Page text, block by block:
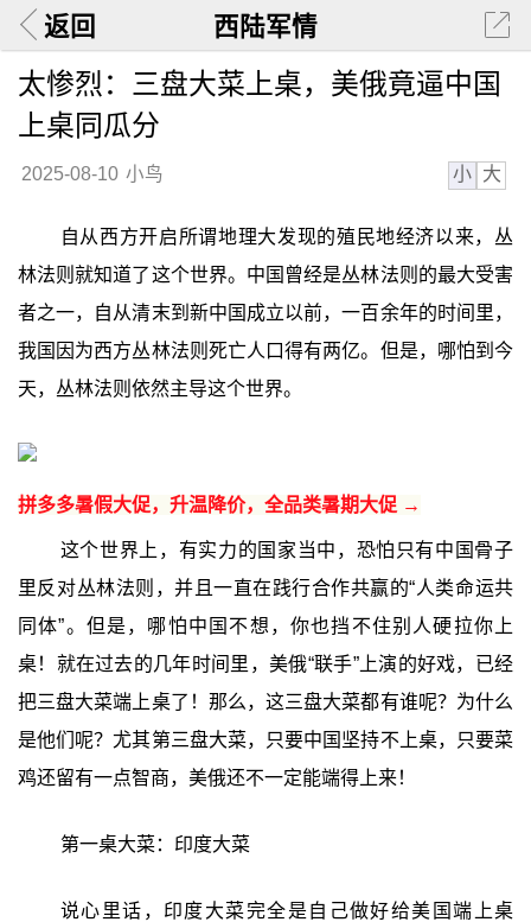
返回 西陆军情
太惨烈：三盘大菜上桌，美俄竟逼中国
上桌同瓜分
2025-08-10 小鸟 小 大
自从西方开启所谓地理大发现的殖民地经济以来，丛
林法则就知道了这个世界。中国曾经是丛林法则的最大受害
者之一，自从清末到新中国成立以前，一百余年的时间里，
我国因为西方丛林法则死亡人口得有两亿。但是，哪怕到今
天，丛林法则依然主导这个世界。
拼多多暑假大促，升温降价，全品类暑期大促 →
这个世界上，有实力的国家当中，恐怕只有中国骨子
里反对丛林法则，并且一直在践行合作共赢的“人类命运共
同体”。但是，哪怕中国不想，你也挡不住别人硬拉你上
桌！就在过去的几年时间里，美俄“联手”上演的好戏，已经
把三盘大菜端上桌了！那么，这三盘大菜都有谁呢？为什么
是他们呢？尤其第三盘大菜，只要中国坚持不上桌，只要菜
鸡还留有一点智商，美俄还不一定能端得上来！
第一桌大菜：印度大菜
说心里话，印度大菜完全是自己做好给美国端上桌